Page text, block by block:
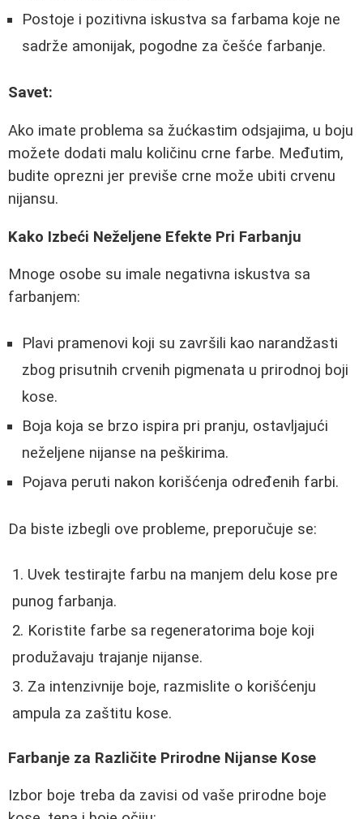
Postoje i pozitivna iskustva sa farbama koje ne
sadrže amonijak, pogodne za češće farbanje.
Savet:
Ako imate problema sa žućkastim odsjajima, u boju
možete dodati malu količinu crne farbe. Međutim,
budite oprezni jer previše crne može ubiti crvenu
nijansu.
Kako Izbeći Neželjene Efekte Pri Farbanju
Mnoge osobe su imale negativna iskustva sa
farbanjem:
Plavi pramenovi koji su završili kao narandžasti
zbog prisutnih crvenih pigmenata u prirodnoj boji
kose.
Boja koja se brzo ispira pri pranju, ostavljajući
neželjene nijanse na peškirima.
Pojava peruti nakon korišćenja određenih farbi.
Da biste izbegli ove probleme, preporučuje se:
Uvek testirajte farbu na manjem delu kose pre
punog farbanja.
Koristite farbe sa regeneratorima boje koji
produžavaju trajanje nijanse.
Za intenzivnije boje, razmislite o korišćenju
ampula za zaštitu kose.
Farbanje za Različite Prirodne Nijanse Kose
Izbor boje treba da zavisi od vaše prirodne boje